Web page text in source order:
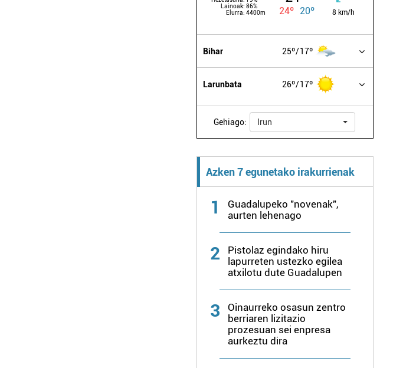
Lainoak: 86%
Elurra: 4400m 24º 20º 8 km/h
Bihar 25º 17º
Larunbata 26º 17º
Gehiago: Irun
Azken 7 egunetako irakurrienak
1
Guadalupeko "novenak",
aurten lehenago
2
Pistolaz egindako hiru
lapurreten ustezko egilea
atxilotu dute Guadalupen
3
Oinaurreko osasun zentro
berriaren lizitazio
prozesuan sei enpresa
aurkeztu dira